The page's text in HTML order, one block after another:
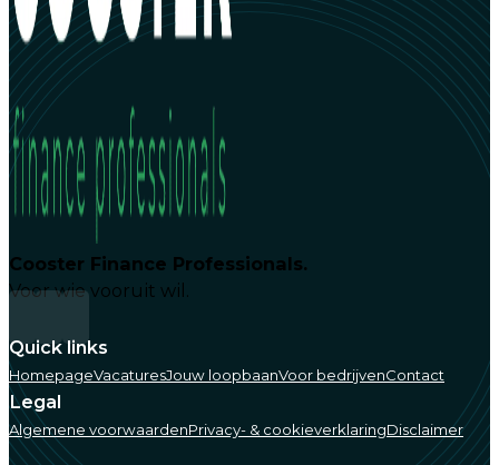
Cooster Finance Professionals.
Voor wie vooruit wil.
Quick links
HomepageVacaturesJouw loopbaanVoor bedrijvenContact
Legal
Algemene voorwaardenPrivacy- & cookieverklaringDisclaimer